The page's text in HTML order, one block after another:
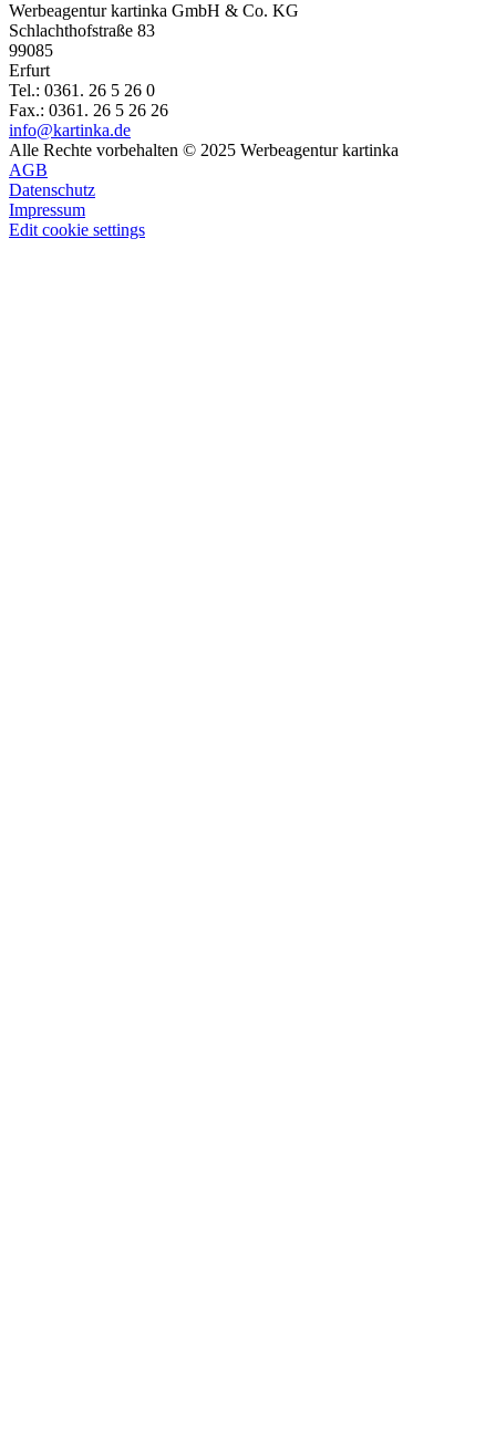
Werbeagentur kartinka GmbH & Co. KG
Schlachthofstraße 83
99085
Erfurt
Tel.: 0361. 26 5 26 0
Fax.: 0361. 26 5 26 26
info@kartinka.de
Alle Rechte vorbehalten © 2025 Werbeagentur kartinka
AGB
Datenschutz
Impressum
Edit cookie settings